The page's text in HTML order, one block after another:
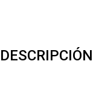
DESCRIPCIÓN